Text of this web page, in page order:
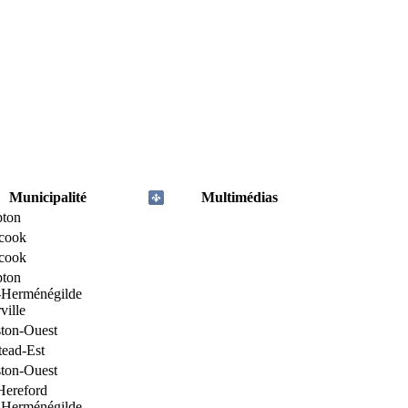
Municipalité
Multimédias
Ouest
Est
Ouest